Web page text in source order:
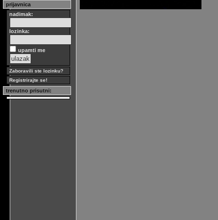
prijavnica
nadimak:
lozinka:
upamti me
Zaboravili ste lozinku?
Registrirajte se!
trenutno prisutni: